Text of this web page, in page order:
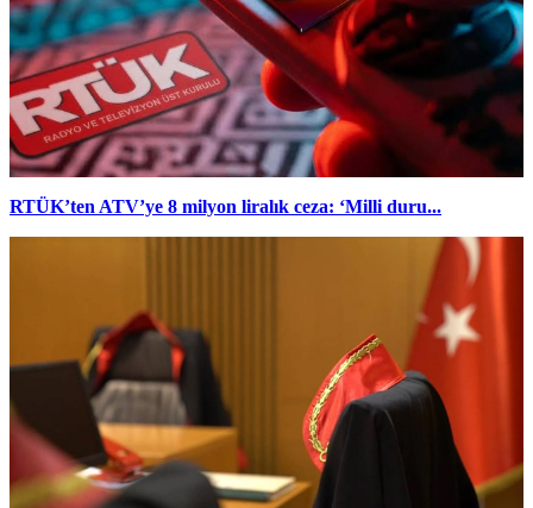
RTÜK’ten ATV’ye 8 milyon liralık ceza: ‘Milli duru...